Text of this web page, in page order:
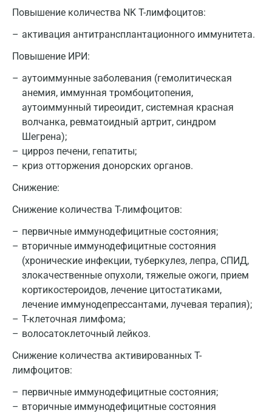
Повышение количества NK T-лимфоцитов:
активация антитрансплантационного иммунитета.
Повышение ИРИ:
аутоиммунные заболевания (гемолитическая
анемия, иммунная тромбоцитопения,
аутоиммунный тиреоидит, системная красная
волчанка, ревматоидный артрит, синдром
Шегрена);
цирроз печени, гепатиты;
криз отторжения донорских органов.
Снижение:
Снижение количества T-лимфоцитов:
первичные иммунодефицитные состояния;
вторичные иммунодефицитные состояния
(хронические инфекции, туберкулез, лепра, СПИД,
злокачественные опухоли, тяжелые ожоги, прием
кортикостероидов, лечение цитостатиками,
лечение иммунодепрессантами, лучевая терапия);
T-клеточная лимфома;
волосатоклеточный лейкоз.
Снижение количества активированных T-
лимфоцитов:
первичные иммунодефицитные состояния;
вторичные иммунодефицитные состояния
Москва
Санкт-Петербург
Казань
Альметьевск